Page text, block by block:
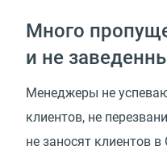
Много
и не
Менеджеры не
клиентов, не
не заносят клиентов в